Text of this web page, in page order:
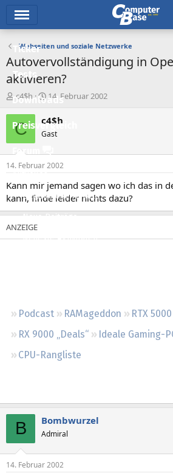
Ticker
Tests
Downloads
Preisvergleich
Forum
Aktuelles
Empfohlene Inhalte
Neue Beiträge
Neueste Aktivitäten
Podcast RAMageddon
RTX
RX 9000 „Deals“
Ideale Gaming-
CPU-Rangliste
Webseiten und soziale Netzwerke
Autovervollständigung in
aktivieren?
E
r
s
t
e
r
c4$h
E
r
s
e
l
t
a
m
14. Februar 2002
C c4$h
Gast
14. Februar 2002
Kann mir jemand sagen wo ich das in
kann, finde leider nichts dazu?
B Bombwurzel
Admiral
14. Februar 2002